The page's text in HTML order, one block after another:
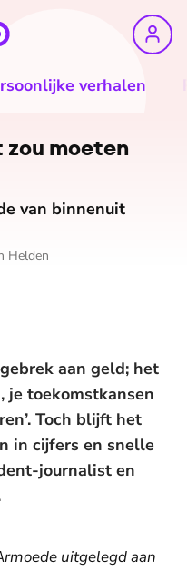
verhalen
©Frank Ruiter
zou moeten
van binnenuit
Helden
aan geld; het
je toekomstkansen
Toch blijft het
in cijfers en snelle
journalist en
uitgelegd aan